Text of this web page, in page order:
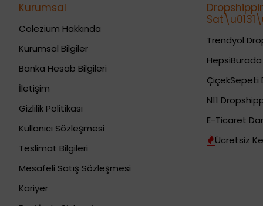
Kurumsal
Colezium Hakkında
Kurumsal Bilgiler
Banka Hesab Bilgileri
İletişim
Gizlilik Politikası
Kullanıcı Sözleşmesi
Teslimat Bilgileri
Mesafeli Satış Sözleşmesi
Kariyer
Trendyol
ÇiçekSepeti
N11
E-Ticaret
Ücretsiz